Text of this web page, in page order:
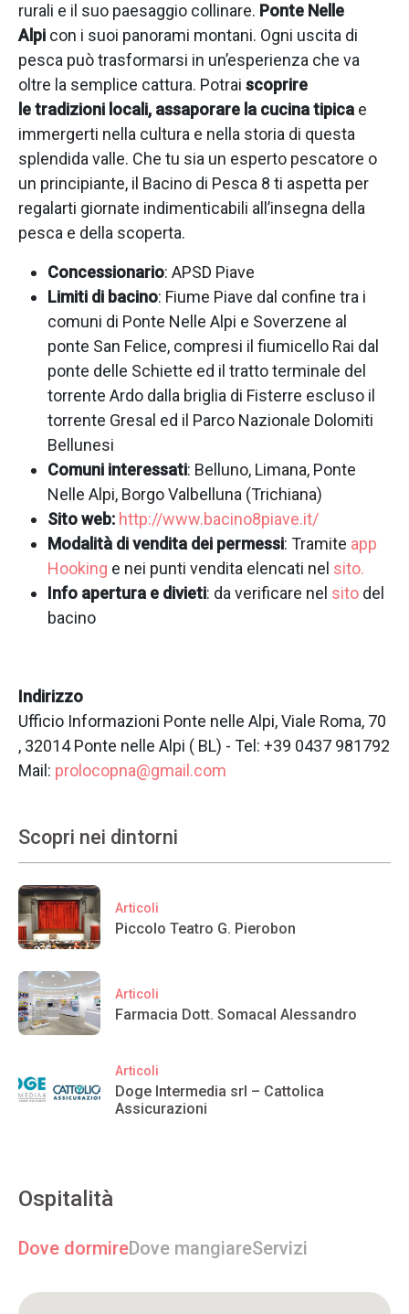
rurali e il suo paesaggio collinare. Ponte Nelle
Alpi con i suoi panorami montani. Ogni uscita di
pesca può trasformarsi in un’esperienza che va
oltre la semplice cattura. Potrai scoprire
le tradizioni locali, assaporare la cucina tipica e
immergerti nella cultura e nella storia di questa
splendida valle. Che tu sia un esperto pescatore o
un principiante, il Bacino di Pesca 8 ti aspetta per
regalarti giornate indimenticabili all’insegna della
pesca e della scoperta.
Concessionario: APSD Piave
Limiti di bacino: Fiume Piave dal confine tra i
comuni di Ponte Nelle Alpi e Soverzene al
ponte San Felice, compresi il fiumicello Rai dal
ponte delle Schiette ed il tratto terminale del
torrente Ardo dalla briglia di Fisterre escluso il
torrente Gresal ed il Parco Nazionale Dolomiti
Bellunesi
Comuni interessati: Belluno, Limana, Ponte
Nelle Alpi, Borgo Valbelluna (Trichiana)
Sito web: http://www.bacino8piave.it/
Modalità di vendita dei permessi: Tramite app
Hooking e nei punti vendita elencati nel sito.
Info apertura e divieti: da verificare nel sito del
bacino
Indirizzo
Ufficio Informazioni Ponte nelle Alpi, Viale Roma, 70
, 32014 Ponte nelle Alpi ( BL) - Tel: +39 0437 981792
Mail: prolocopna@gmail.com
Scopri nei dintorni
Articoli
Piccolo Teatro G. Pierobon
Articoli
Farmacia Dott. Somacal Alessandro
Articoli
Doge Intermedia srl – Cattolica
Assicurazioni
Ospitalità
Dove dormireDove mangiareServizi